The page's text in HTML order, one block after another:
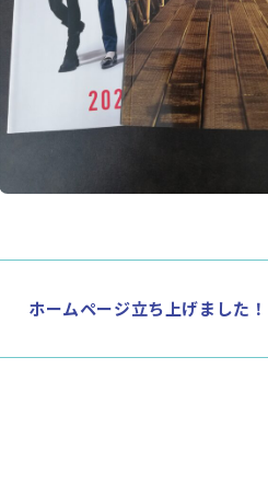
ホームページ立ち上げました！